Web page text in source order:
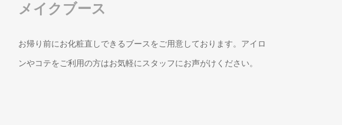
メイクブース
お帰り前にお化粧直しできるブースをご用意しております。アイロ
ンやコテをご利用の方はお気軽にスタッフにお声がけください。